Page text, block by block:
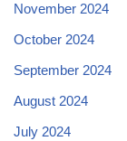
November 2024
October 2024
September 2024
August 2024
July 2024